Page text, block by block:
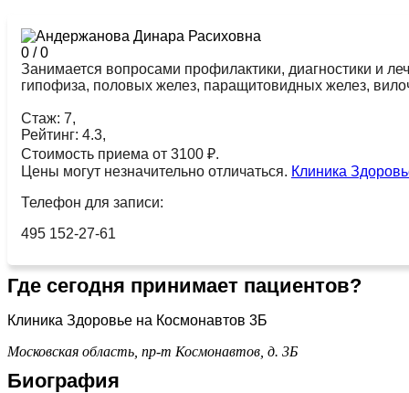
0 /0
Занимается вопросами профилактики, диагностики и
гипофиза, половых желез, паращитовидных желез,
Стаж: 7,
Рейтинг: 4.3,
Стоимость приема от 3100 ₽.
Цены могут незначительно отличаться. Клиника
Телефон для записи:
495 152-27-61
Где сегодня принимает пациентов?
Клиника Здоровье на Космонавтов 3Б
Московская область, пр-т Космонавтов, д. 3Б
Биография